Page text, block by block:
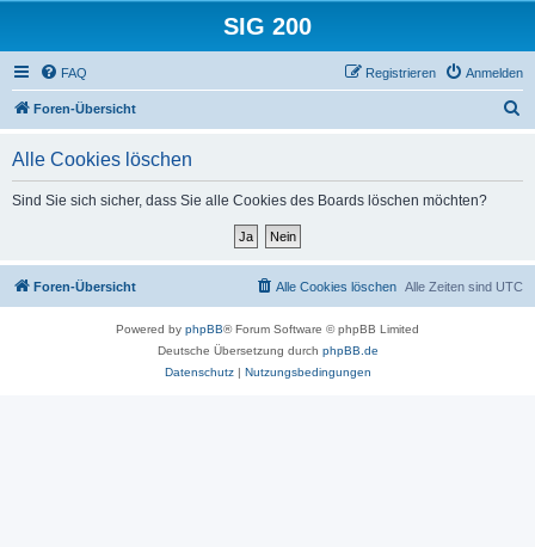
SIG 200
FAQ Anmelden
Registrieren
Foren-Übersicht
Alle Cookies löschen
Sind Sie sich sicher, dass Sie alle Cookies des Boards löschen möchten?
Foren-Übersicht Alle Zeiten sind UTC
Alle Cookies löschen
Powered by phpBB® Forum Software © phpBB Limited
Deutsche Übersetzung durch phpBB.de
Datenschutz| Nutzungsbedingungen